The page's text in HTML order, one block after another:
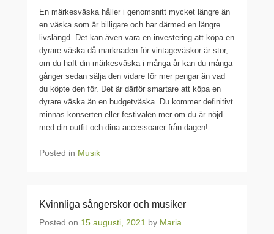
En märkesväska håller i genomsnitt mycket längre än
en väska som är billigare och har därmed en längre
livslängd. Det kan även vara en investering att köpa en
dyrare väska då marknaden för vintageväskor är stor,
om du haft din märkesväska i många år kan du många
gånger sedan sälja den vidare för mer pengar än vad
du köpte den för. Det är därför smartare att köpa en
dyrare väska än en budgetväska. Du kommer definitivt
minnas konserten eller festivalen mer om du är nöjd
med din outfit och dina accessoarer från dagen!
Posted in Musik
Kvinnliga sångerskor och musiker
Posted on 15 augusti, 2021 by Maria